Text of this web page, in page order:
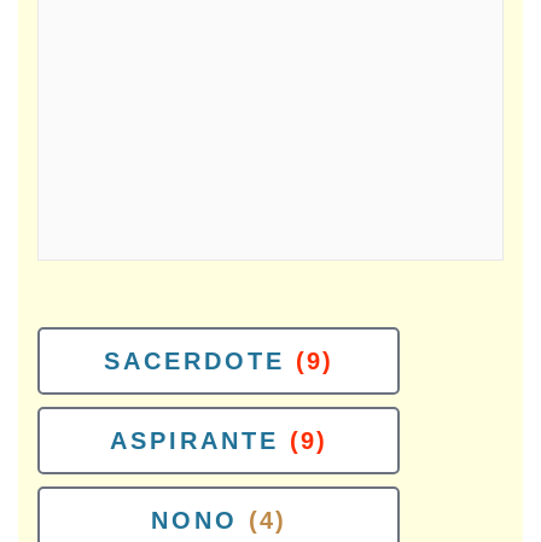
SACERDOTE (9)
ASPIRANTE (9)
NONO (4)